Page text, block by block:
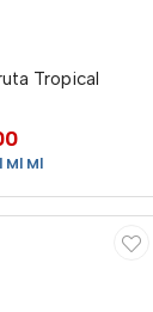
Tropical
Ml Ml